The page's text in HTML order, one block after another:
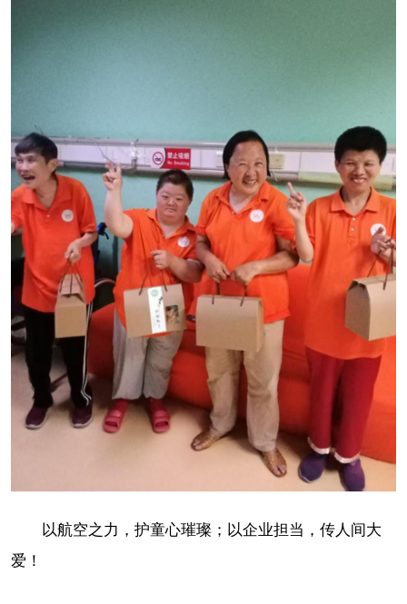
以航空之力，护童心璀璨；以企业担当，传人间大
爱！